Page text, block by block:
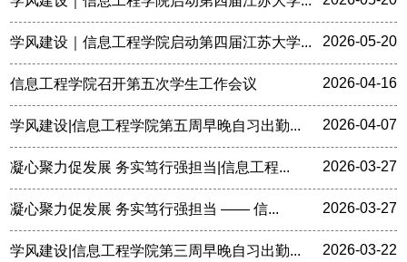
学风建设｜信息工程学院启动第四届江苏大学... 2026-05-20
信息工程学院召开第五次学生工作会议 2026-04-16
学风建设|信息工程学院第五周早晚自习出勤... 2026-04-07
凝心聚力促发展 务实笃行强担当|信息工程... 2026-03-27
凝心聚力促发展 务实笃行强担当 —— 信... 2026-03-27
学风建设|信息工程学院第三周早晚自习出勤... 2026-03-22